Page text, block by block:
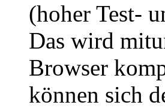
(hoher Test-
Das wird
Browser
können sich